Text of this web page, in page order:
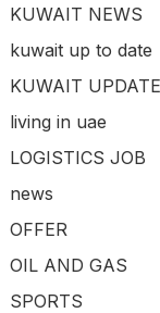
KUWAIT NEWS
kuwait up to date
KUWAIT UPDATE
living in uae
LOGISTICS JOB
news
OFFER
OIL AND GAS
SPORTS